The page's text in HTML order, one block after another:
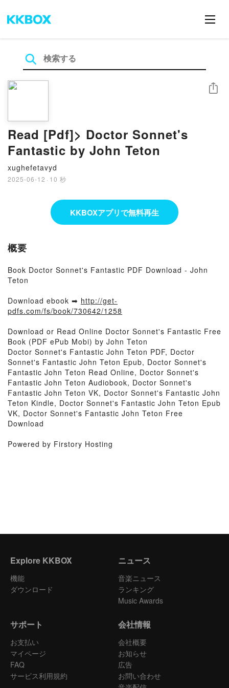
Read [Pdf]> Doctor Sonnet's
Fantastic by John Teton
xughefetavyd
2025-06-12 · 10 秒
シェア
KKBOXアプリで無料再生
概要
Book Doctor Sonnet's Fantastic PDF Download - John
Teton
Download ebook ➡ http://get-
pdfs.com/fs/book/730642/1258
Download or Read Online Doctor Sonnet's Fantastic Free
Book (PDF ePub Mobi) by John Teton
Doctor Sonnet's Fantastic John Teton PDF, Doctor
Sonnet's Fantastic John Teton Epub, Doctor Sonnet's
Fantastic John Teton Read Online, Doctor Sonnet's
Fantastic John Teton Audiobook, Doctor Sonnet's
Fantastic John Teton VK, Doctor Sonnet's Fantastic John
Teton Kindle, Doctor Sonnet's Fantastic John Teton Epub
VK, Doctor Sonnet's Fantastic John Teton Free
Download
Powered by Firstory Hosting
Explore KKBOX
機能
ダウンロード
ニュース
音楽ニュース
ランキング
Music Awards
サポート
お支払い
マイページ
FAQ
サービス利用規約
会社情報
会社概要
お知らせ
広告
お問い合わせ